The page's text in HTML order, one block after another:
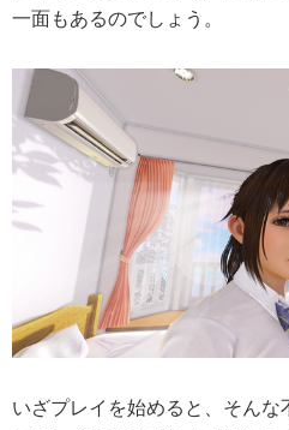
一面もあるのでしょう。
いざプレイを始めると、そん